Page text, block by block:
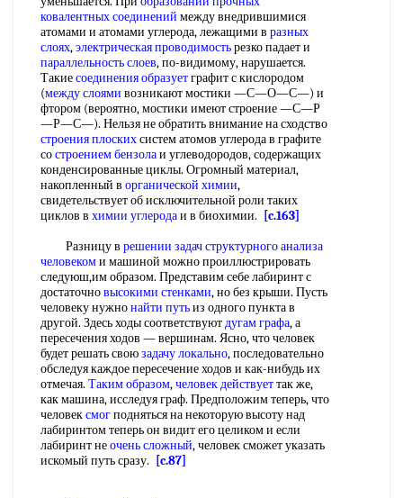
ковалентных соединений между внедрившимися
атомами и атомами углерода, лежащими в разных
слоях,электрическая проводимостьрезко падает и
параллельность слоев, по-видимому, нарушается.
Такиесоединения образуетграфит с кислородом
(между слоями возникают мостики —С—О—С—) и
фтором (вероятно, мостики имеют строение —С—Р
—Р—С—). Нельзя не обратить внимание на сходство
строения плоскихсистем атомов углерода в графите
состроением бензолаи углеводородов, содержащих
конденсированные циклы. Огромный материал,
накопленный в органической химии,
свидетельствует об исключительной роли таких
циклов в химии углеродаи в биохимии.
[c.163]
Разницу в решении задач структурногоанализа
человекоми машиной можно проиллюстрировать
следуюш,им образом. Представим себе лабиринт с
достаточновысокими стенками, но без крыши. Пусть
человеку нужнонайти путьиз одного пункта в
другой. Здесь ходы соответствуютдугам графа, а
пересечения ходов — вершинам. Ясно, что человек
будет решать своюзадачу локально, последовательно
обследуя каждое пересечение ходов и как-нибудь их
отмечая. Таким образом,человек действуеттак же,
как машина, исследуя граф. Предположим теперь, что
человексмогподняться на некоторую высоту над
лабиринтом теперь он видит его целиком и если
лабиринт неочень сложный, человек сможет указать
искомый путь сразу.
[c.87]